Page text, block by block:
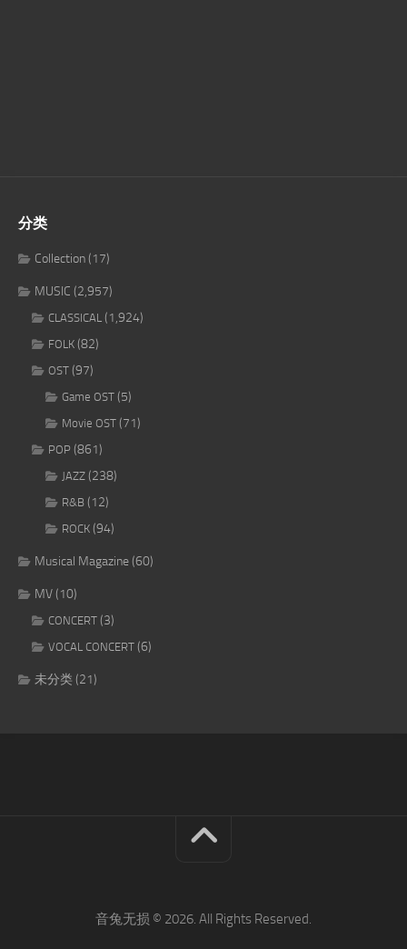
分类
Collection(17)
MUSIC (2,957)
CLASSICAL (1,924)
FOLK (82)
OST (97)
Game OST (5)
Movie OST (71)
POP (861)
JAZZ (238)
R&B (12)
ROCK (94)
Musical Magazine(60)
MV(10)
CONCERT (3)
VOCAL CONCERT (6)
未分类(21)
音兔无损 © 2026. All Rights Reserved.